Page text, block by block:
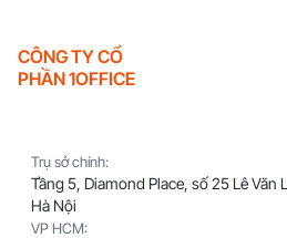
CÔNG TY CỔ
PHẦN 1OFFICE
Trụ sở chính:
Tầng 5, Diamond Place, số 25 Lê Văn
Hà Nội
VP HCM: